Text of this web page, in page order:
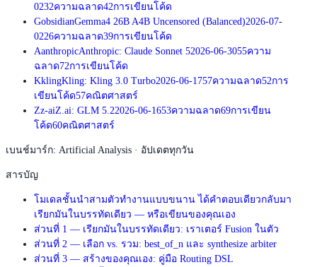
0232ความฉลาด42การเขียนโค้ด
GobsidianGemma4 26B A4B Uncensored (Balanced)2026-07-
0226ความฉลาด39การเขียนโค้ด
AanthropicAnthropic: Claude Sonnet 52026-06-3055ความ
ฉลาด72การเขียนโค้ด
KklingKling: Kling 3.0 Turbo2026-06-1757ความฉลาด52การ
เขียนโค้ด57คณิตศาสตร์
Zz-aiZ.ai: GLM 5.22026-06-1653ความฉลาด69การเขียน
โค้ด60คณิตศาสตร์
เบนช์มาร์ก: Artificial Analysis · อัปเดตทุกวัน
สารบัญ
โมเดลชั้นนำสามตัวทำงานแบบขนาน ได้คำตอบเดียวกลับมา
เรียกมันในบรรทัดเดียว — หรือเขียนของคุณเอง
ส่วนที่ 1 — เรียกมันในบรรทัดเดียว: เราเตอร์ Fusion ในตัว
ส่วนที่ 2 — เลือก vs. รวม: best_of_n และ synthesize arbiter
ส่วนที่ 3 — สร้างของคุณเอง: คู่มือ Routing DSL